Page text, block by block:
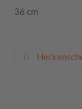
36 cm